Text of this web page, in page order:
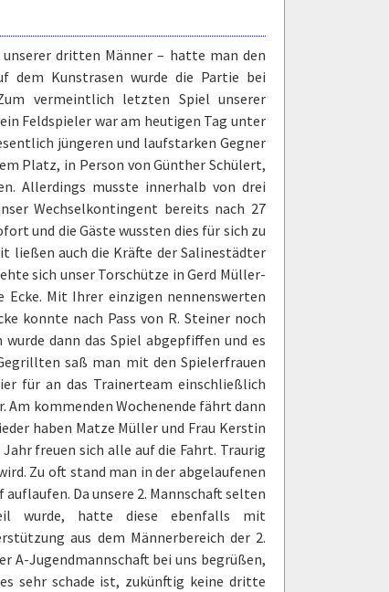
dritten Männer – hatte man den
dem Kunstrasen wurde die Partie bei
vermeintlich letzten Spiel unserer
Feldspieler war am heutigen Tag unter
jüngeren und laufstarken Gegner
Platz, in Person von Günther Schülert,
Allerdings musste innerhalb von drei
Wechselkontingent bereits nach 27
und die Gäste wussten dies für sich zu
ließen auch die Kräfte der Salinestädter
sich unser Torschütze in Gerd Müller-
Ecke. Mit Ihrer einzigen nennenswerten
konnte nach Pass von R. Steiner noch
dann das Spiel abgepfiffen und es
saß man mit den Spielerfrauen
für an das Trainerteam einschließlich
kommenden Wochenende fährt dann
haben Matze Müller und Frau Kerstin
freuen sich alle auf die Fahrt. Traurig
Zu oft stand man in der abgelaufenen
Da unsere 2. Mannschaft selten
wurde, hatte diese ebenfalls mit
aus dem Männerbereich der 2.
A-Jugendmannschaft bei uns begrüßen,
sehr schade ist, zukünftig keine dritte